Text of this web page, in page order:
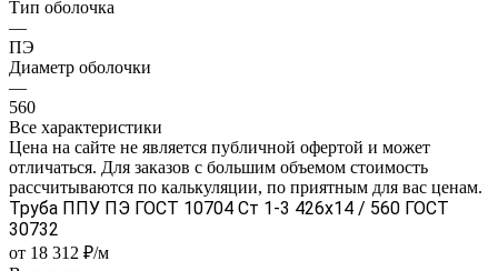
Тип оболочка
—
ПЭ
Диаметр оболочки
—
560
Все характеристики
Цена на сайте не является публичной офертой и может
отличаться. Для заказов с большим объемом стоимость
рассчитываются по калькуляции, по приятным для вас ценам.
Труба ППУ ПЭ ГОСТ 10704 Ст 1-3 426x14 / 560 ГОСТ
30732
от 18 312 ₽/м